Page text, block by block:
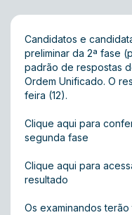
Candidatos e
preliminar da 2ª fase
padrão de respostas
Ordem Unificado. O
feira (12).
Clique aqui para
segunda fase
Clique aqui para
resultado
Os examinandos